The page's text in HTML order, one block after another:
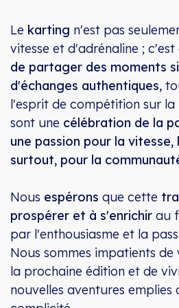
Le karting n'est pas
vitesse et d'adrénaline ; c'est
de partager des moments
d'échanges authentiques,
l'esprit de compétition sur la
sont une célébration de la
une passion pour la
surtout, pour la
Nous espérons que cette
prospérer et à s'enrichir au
par l'enthousiasme et la
Nous sommes impatients
la prochaine édition et de
nouvelles aventures emplies